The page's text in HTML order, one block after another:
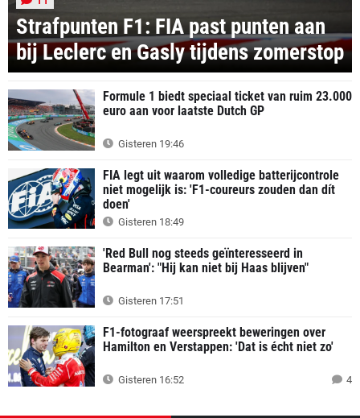
Strafpunten F1: FIA past punten aan
bij Leclerc en Gasly tijdens zomerstop
Formule 1 biedt speciaal ticket van ruim 23.000
euro aan voor laatste Dutch GP
Gisteren 19:46
FIA legt uit waarom volledige batterijcontrole
niet mogelijk is: 'F1-coureurs zouden dan dít
doen'
Gisteren 18:49
'Red Bull nog steeds geïnteresseerd in
Bearman': "Hij kan niet bij Haas blijven"
Gisteren 17:51
F1-fotograaf weerspreekt beweringen over
Hamilton en Verstappen: 'Dat is écht niet zo'
Gisteren 16:52 4